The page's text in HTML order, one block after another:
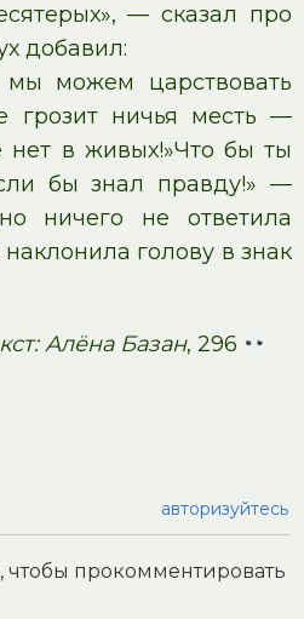
— сказал про
добавил:
можем царствовать
грозит ничья месть —
нет в живых!»Что бы ты
бы знал правду!» —
ничего не ответила
голову в знак
Алёна Базан, 296
авторизуйтесь
чтобы прокомментировать